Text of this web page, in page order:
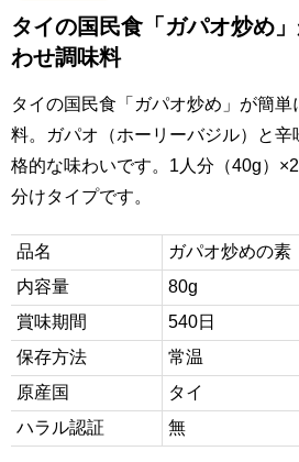
タイの国民食「ガパオ炒め
わせ調味料
タイの国民食「ガパオ炒め」が簡
料。ガパオ（ホーリーバジル）と
格的な味わいです。1人分（40g）
分けタイプです。
品名
ガパオ炒めの素
内容量
80g
賞味期間
540日
保存方法
常温
原産国
タイ
ハラル認証
無